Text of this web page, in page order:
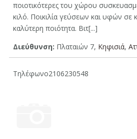
ποιοτικότερες του χώρου
κιλό. Ποικιλία γεύσεων και υφών σε
καλύτερη ποιότητα. Βιτ[...]
Διεύθυνση: Πλαταιών 7, Κηφισιά,
Τηλέφωνο2106230548